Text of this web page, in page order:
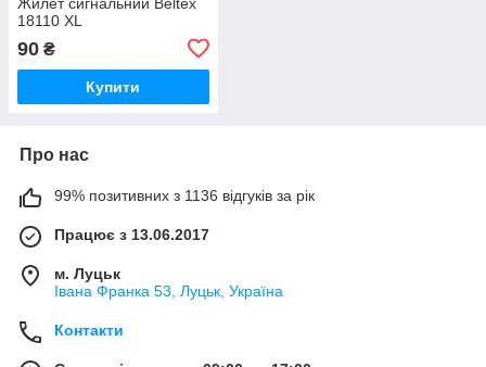
18110 XL
90 ₴
Купити
Про нас
99% позитивних з 1136 відгуків за рік
Працює з 13.06.2017
м. Луцьк
Івана Франка 53, Луцьк, Україна
Контакти